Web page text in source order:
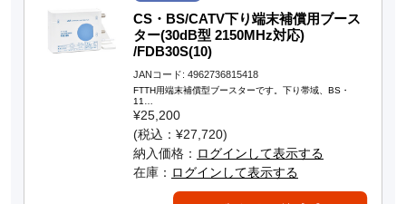
CS・BS/CATV下り端末補償用ブース
ター(30dB型 2150MHz対応)
/FDB30S(10)
JANコード: 4962736815418
FTTH用端末補償型ブースターです。下り帯域、BS・
11…
¥25,200
(税込：¥27,720)
納入価格： ログインして表示する
在庫： ログインして表示する